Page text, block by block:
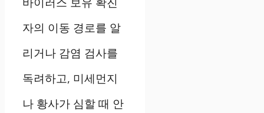
자의 이동 경로를 알
리거나 감염 검사를
독려하고, 미세먼지
나 황사가 심할 때 안